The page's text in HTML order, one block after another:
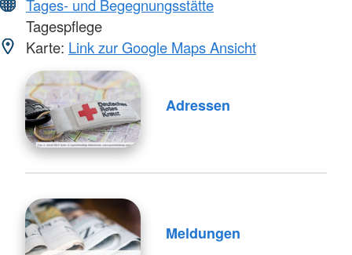
Tages- und Begegnungsstätte
Tagespflege
Karte: Link zur Google Maps Ansicht
Adressen
Meldungen